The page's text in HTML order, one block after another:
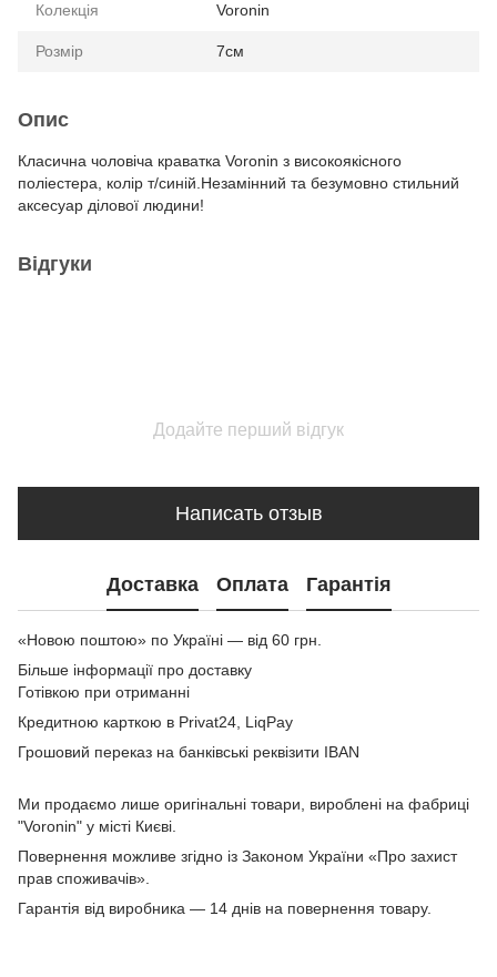
Колекція Voronin
Розмір 7см
Опис
Класична чоловіча краватка Voronin з високоякісного
поліестера, колір т/синій.Незамінний та безумовно стильний
аксесуар ділової людини!
Відгуки
Додайте перший відгук
Написать отзыв
Доставка Оплата Гарантія
«Новою поштою» по Україні — від 60 грн.
Більше інформації про доставку
Готівкою при отриманні
Кредитною карткою в Privat24, LiqPay
Грошовий переказ на банківські реквізити IBAN
Ми продаємо лише оригінальні товари, вироблені на фабриці
"Voronin" у місті Києві.
Повернення можливе згідно із Законом України «Про захист
прав споживачів».
Гарантія від виробника — 14 днів на повернення товару.